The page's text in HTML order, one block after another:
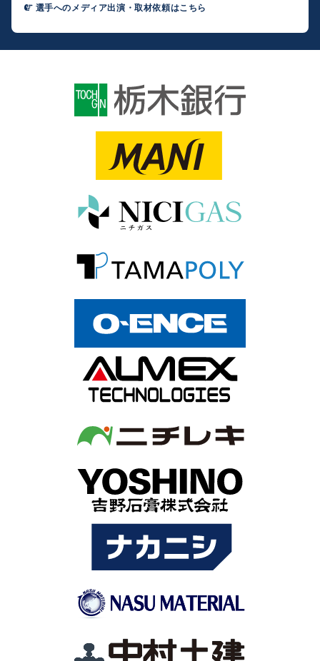
選手へのメディア出演・取材依頼はこちら